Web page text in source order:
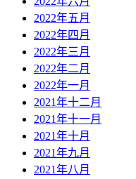
2022年五月
2022年四月
2022年三月
2022年二月
2022年一月
2021年十二月
2021年十一月
2021年十月
2021年九月
2021年八月